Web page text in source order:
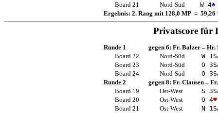
Board 21
Nord-Süd W 4♠
Ergebnis: 2. Rang mit 128,0 MP = 59,26
Privatscore für
Runde 1 gegen 6: Fr. Balzer – Hr.
Board 22
Nord-Süd W 1
Board 23
Nord-Süd O 3
Board 24
Nord-Süd O 3
Runde 2
gegen 8: Fr. Clausen –
Board 19
Ost-West S 3
Board 20
Ost-West O 4♥
Board 21
Ost-West N 1